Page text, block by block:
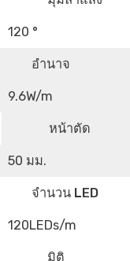
120 °
อำนาจ
9.6W/m
หน้าตัด
50 มม.
จำนวน LED
120LEDs/m
มิติ